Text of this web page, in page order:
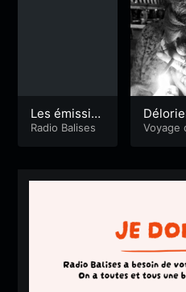
Les émissio
ns
Radio Balises
Voyage